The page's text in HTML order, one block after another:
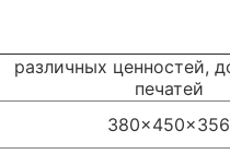
различных ценностей,
печатей
380x450x356